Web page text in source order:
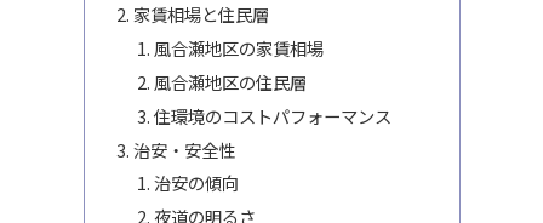
家賃相場と住民層
風合瀬地区の家賃相場
風合瀬地区の住民層
住環境のコストパフォーマンス
治安・安全性
治安の傾向
夜道の明るさ